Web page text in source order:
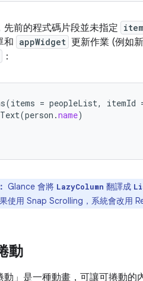
先前的程式碼片段並未指定
和 appWidget 更新作業 (例如
：
(items = peopleList, itemId
Text(person .name)
Glance 會將 LazyColumn 翻譯成
使用 Snap Scrolling，系統會改用
動
動」是一種動畫，可讓可捲動的